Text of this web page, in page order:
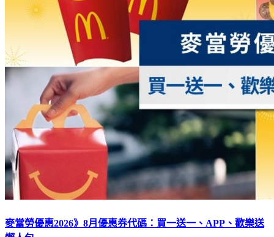
麥當勞優惠2026》8月優惠券代碼：買一送一、APP、歡樂送